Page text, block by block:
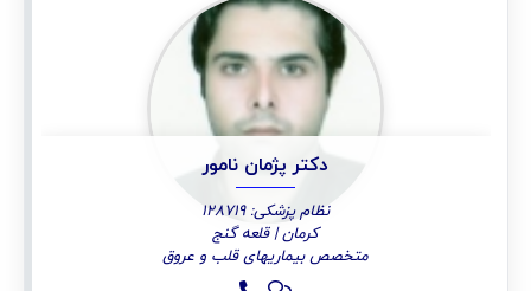
دکتر پژمان نامور
نظام پزشکی: 128719
کرمان | قلعه گنج
متخصص بیماریهای قلب و عروق